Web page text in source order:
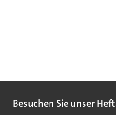
Besuchen Sie unser